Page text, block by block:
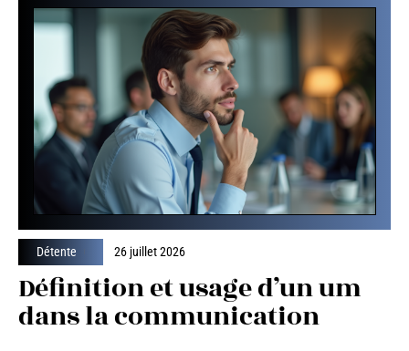
Détente 26 juillet 2026
Définition et usage d’un um
dans la communication